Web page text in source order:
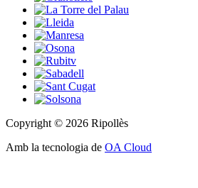
Copyright © 2026 Ripollès
Amb la tecnologia de OA Cloud